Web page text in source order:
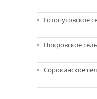
Готопутовское
Покровское
Сорокинское